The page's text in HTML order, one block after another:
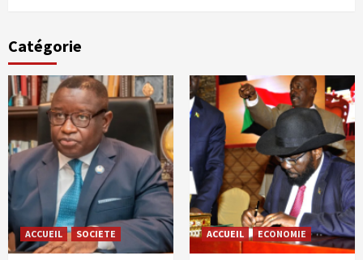
Catégorie
ACCUEIL SOCIETE ACCUEIL ECONOMIE